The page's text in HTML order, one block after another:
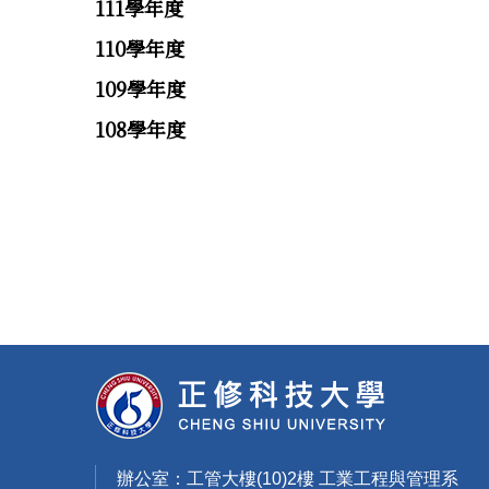
111學年度
110學年度
109學年度
108學年度
辦公室：工管大樓(10)2樓 工業工程與管理系